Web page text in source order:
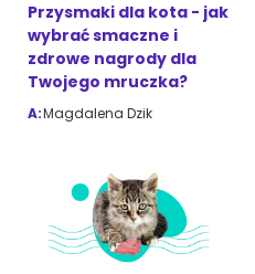
Przysmaki dla kota - jak
wybrać smaczne i
zdrowe nagrody dla
Twojego mruczka?
A:Magdalena Dzik